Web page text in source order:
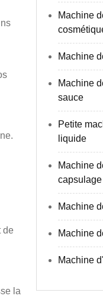
de
la
Machine
Machine
Machine
sauce
Petite
liquide
Machine
capsulage
Machine
Machine
Machine